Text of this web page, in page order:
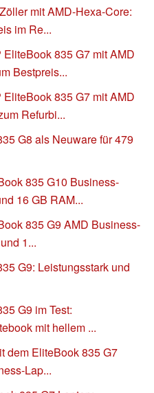
mit AMD-Hexa-Core:
im Re...
835 G7 mit AMD
Bestpreis...
835 G7 mit AMD
Refurbi...
G8 als Neuware für 479
835 G10 Business-
16 GB RAM...
835 G9 AMD Business-
1...
G9: Leistungsstark und
G9 im Test:
mit hellem ...
dem EliteBook 835 G7
Lap...